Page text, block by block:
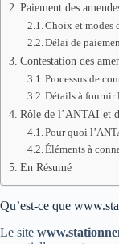
Paiement des
Choix et modes
Délai de
Contestation des
Processus de
Détails à fournir
Rôle de l’ANTAI et
Pour quoi
Éléments à
En Résumé
Qu’est-ce que
Le site